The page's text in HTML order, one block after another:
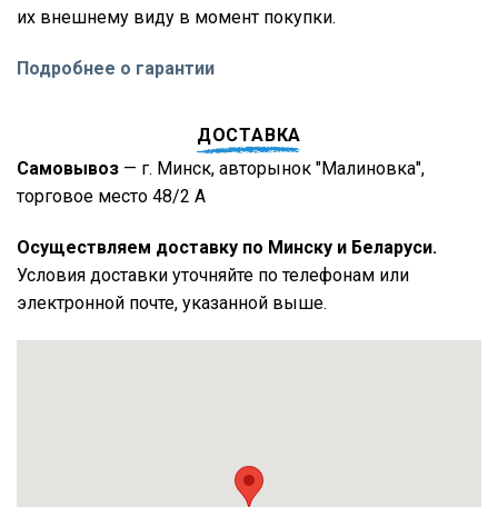
их внешнему виду в момент покупки.
Подробнее о гарантии
ДОСТАВКА
Самовывоз — г. Минск, авторынок "Малиновка",
торговое место 48/2 А
Осуществляем доставку по Минску и Беларуси.
Условия доставки уточняйте по телефонам или
электронной почте, указанной выше.